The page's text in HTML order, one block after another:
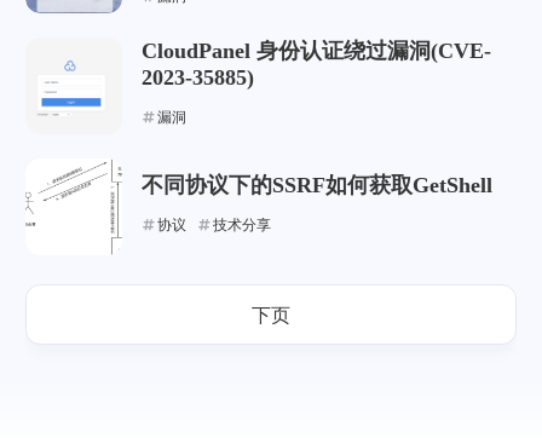
CloudPanel 身份认证绕过漏洞(CVE-
2023-35885)
漏洞
不同协议下的SSRF如何获取GetShell
协议 技术分享
下页